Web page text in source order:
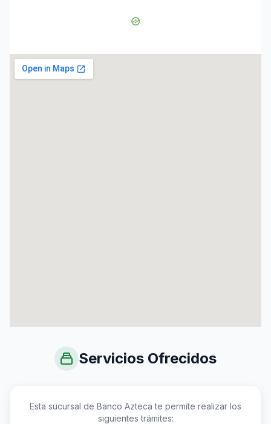
Servicios Ofrecidos
Esta sucursal de Banco Azteca te permite realizar los
siguientes trámites: